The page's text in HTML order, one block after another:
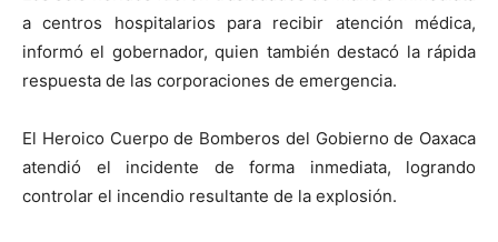
a centros hospitalarios para recibir atención médica,
informó el gobernador, quien también destacó la rápida
respuesta de las corporaciones de emergencia.
El Heroico Cuerpo de Bomberos del Gobierno de Oaxaca
atendió el incidente de forma inmediata, logrando
controlar el incendio resultante de la explosión.